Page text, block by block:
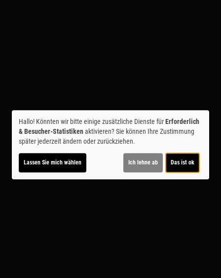
Hallo! Könnten wir bitte einige zusätzliche Dienste fürErforderlich
& Besucher-Statistikenaktivieren? Sie können Ihre Zustimmung
später jederzeit ändern oder zurückziehen.
Lassen Sie mich wählen Ich lehne ab Das ist ok